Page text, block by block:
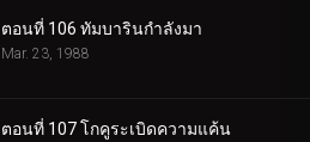
ตอนที่ 106 ทัมบารินกำลังมา
Mar. 23, 1988
ตอนที่ 107 โกคูระเบิดความแค้น